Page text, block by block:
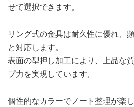
せて選択できます。
リング式の金具は耐久性に優れ、
と対応します。
表面の型押し加工により、上品な
プ力を実現しています。
個性的なカラーでノート整理が楽